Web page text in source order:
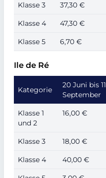
Klasse 3 37,30 €
Klasse 4 47,30 €
Klasse 5 6,70 €
Ile de Ré
Kategorie
20 Juni bis 11
September
Klasse 1
und 2
16,00 €
Klasse 3 18,00 €
Klasse 4 40,00 €